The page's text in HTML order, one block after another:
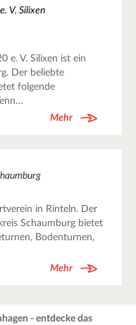
V. Silixen
e. V. Silixen ist ein
Der beliebte
folgende
Mehr
in Rinteln. Der
Schaumburg bietet
Bodenturnen,
Mehr
- entdecke das